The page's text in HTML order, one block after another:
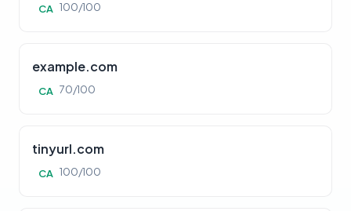
CA 100/100
example.com
CA 70/100
tinyurl.com
CA 100/100